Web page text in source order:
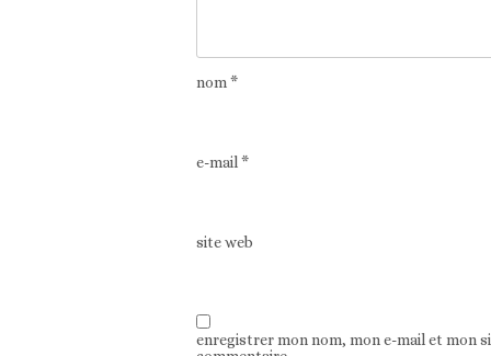
nom*
e-mail*
site web
enregistrer mon nom, mon e-mail et mon